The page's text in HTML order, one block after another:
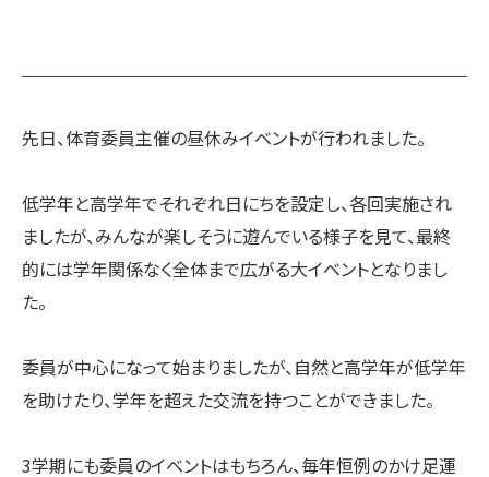
先日、体育委員主催の昼休みイベントが行われました。
低学年と高学年でそれぞれ日にちを設定し、各回実施され
ましたが、みんなが楽しそうに遊んでいる様子を見て、最終
的には学年関係なく全体まで広がる大イベントとなりまし
た。
委員が中心になって始まりましたが、自然と高学年が低学年
を助けたり、学年を超えた交流を持つことができました。
3学期にも委員のイベントはもちろん、毎年恒例のかけ足運